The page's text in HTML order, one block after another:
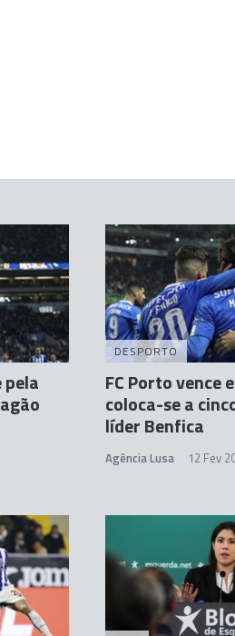
pela
DESPORTO
FC Porto vence
coloca-se a
líder Benfica
Agência Lusa 12 Fev